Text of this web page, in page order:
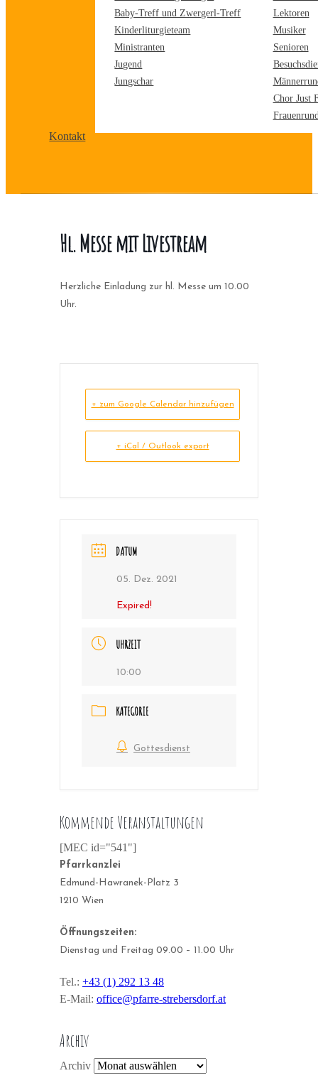
Baby-Treff und Zwergerl-Treff
Kinderliturgieteam
Ministranten
Jugend
Jungschar
Lektoren
Musiker
Senioren
Chor Just
Kontakt
Hl. Messe mit Livestream
Herzliche Einladung zur hl. Messe um 10.00
Uhr.
+ zum Google Calendar hinzufügen
+ iCal / Outlook export
DATUM
05. Dez. 2021
Expired!
UHRZEIT
10:00
KATEGORIE
Gottesdienst
Kommende Veranstaltungen
[MEC id="541"]
Pfarrkanzlei
Edmund-Hawranek-Platz 3
1210 Wien
Öffnungszeiten:
Dienstag und Freitag 09.00 – 11.00 Uhr
Tel.: +43 (1) 292 13 48
E-Mail: office@pfarre-strebersdorf.at
Archiv
Archiv